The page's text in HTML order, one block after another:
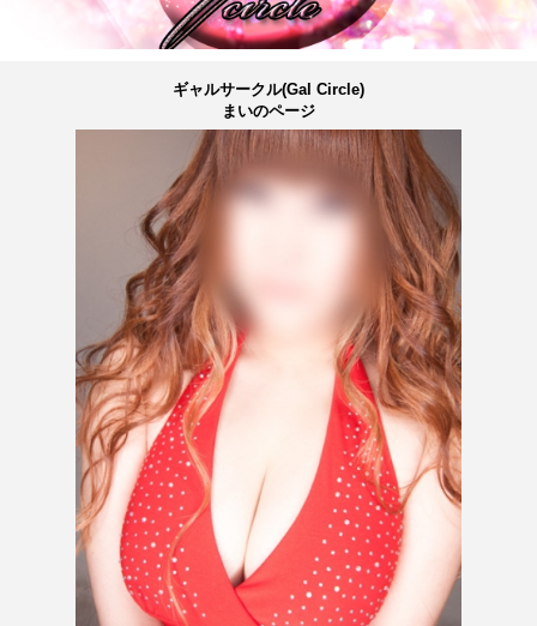
ギャルサークル(Gal Circle)
まいのページ